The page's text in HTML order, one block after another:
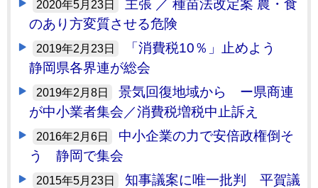
2020年5月23日
主張 ／ 種苗法改定案 農・食
のあり方変質させる危険
2019年2月23日
「消費税10％」止めよう
静岡県各界連が総会
2019年2月8日
景気回復地域から ー県商連
が中小業者集会／消費税増税中止訴え
2016年2月6日
中小企業の力で安倍政権倒そ
う 静岡で集会
2015年5月23日
知事議案に唯一批判 平賀議